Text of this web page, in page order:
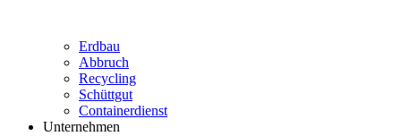
Erdbau
Abbruch
Recycling
Schüttgut
Containerdienst
Unternehmen